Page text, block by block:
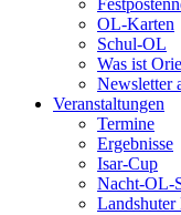
OL-Karten
Schul-OL
Was ist
Newsletter
Veranstaltungen
Termine
Ergebnisse
Isar-Cup
Nacht-OL-